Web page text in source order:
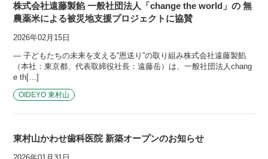
株式会社遠藤製餡 一般社団法人「change the world」の 無
農薬米による被災地支援プロジェクトに協賛
2026年02月15日
― 子どもたちの未来を支える“恩送り”の取り組み株式会社遠藤製餡
（本社：東京都、代表取締役社長：遠藤岳）は、一般社団法人chang
e th[…]
OIDEYO 東村山
東村山かわせ歯科医院 新築オープンのお知らせ